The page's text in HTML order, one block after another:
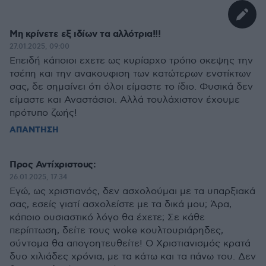
Μη κρίνετε εξ ιδίων τα αλλότρια!!!
27.01.2025, 09:00
Επειδή κάποιοι εχετε ως κυρίαρχο τρόπο σκεψης την
τσέπη και την ανακουφιση των κατώτερων ενστίκτων
σας, δε σημαίνει ότι όλοι είμαστε το ίδιο. Φυσικά δεν
είμαστε και Αναστάσιοι. Αλλά τουλάχιστον έχουμε
πρότυπο ζωής!
ΑΠΑΝΤΗΣΗ
Προς Αντίχριστους:
26.01.2025, 17:34
Εγώ, ως χριστιανός, δεν ασχολούμαι με τα υπαρξιακά
σας, εσείς γιατί ασχολείστε με τα δικά μου; Άρα,
κάποιο ουσιαστικό λόγο θα έχετε; Σε κάθε
περίπτωση, δείτε τους woke κουλτουριάρηδες,
σύντομα θα απογοητευθείτε! Ο Χριστιανισμός κρατά
δυο χιλιάδες χρόνια, με τα κάτω και τα πάνω του. Δεν